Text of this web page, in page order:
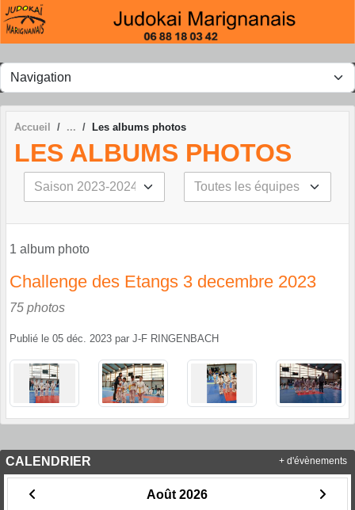
Accueil Les albums photos
LES ALBUMS PHOTOS
1 album photo
Challenge des Etangs 3 decembre 2023
75 photos
Publié le 05 déc. 2023 par J-F RINGENBACH
CALENDRIER
Août 2026
+ d'évènements
Panneau de gestion des cookies